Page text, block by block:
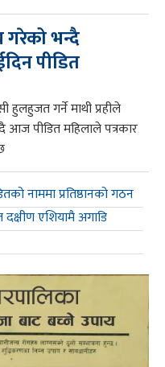
गरेको भन्दै
पीडित
हुलहुजत गर्ने माथी प्रहीले
आज पीडित महिलाले पत्रकार
नाममा प्रतिष्ठानको गठन
एशियामै अगाडि